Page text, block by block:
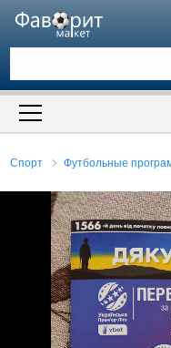
Искать также в описании
Спорт Футбольные